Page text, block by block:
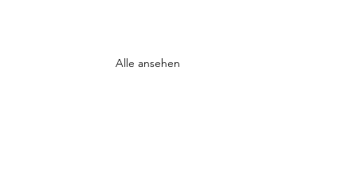
Alle ansehen